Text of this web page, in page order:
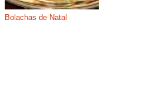
Bolachas de Natal